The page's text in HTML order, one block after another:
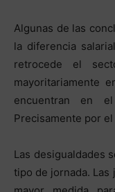
Algunas de las
la diferencia
retrocede el
mayoritariamente
encuentran en
Precisamente por
Las desigualdades
tipo de jornada. Las